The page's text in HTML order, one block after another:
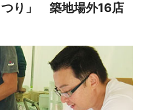
つり」 築地場外16店